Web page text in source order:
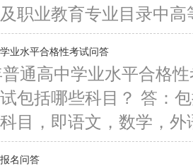
职业教育专业目录中
业水平合格性考试问答
通高中学业水平合格
包括哪些科目？ 答：
目，即语文，数学，
名问答